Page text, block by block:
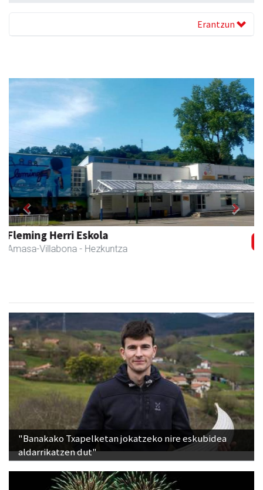
Erantzun
Amonarriz iturgintza S. L.
Larraul - Iturgintza
Previous Next
"Banakako Txapelketan jokatzeko nire eskubidea
aldarrikatzen dut"